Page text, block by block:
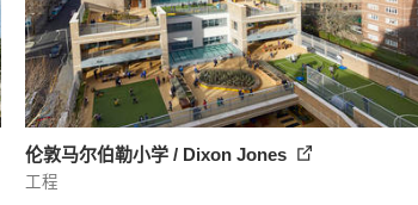
伦敦马尔伯勒小学 / Dixon Jones
工程